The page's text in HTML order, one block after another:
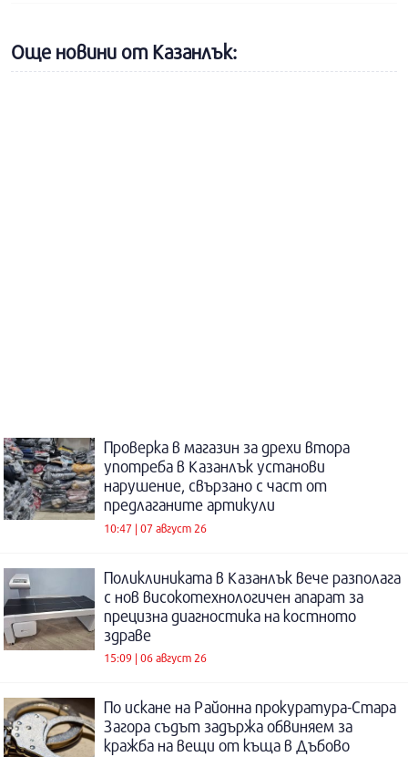
Още новини от Казанлък:
Проверка в магазин за дрехи втора
употреба в Казанлък установи
нарушение, свързано с част от
предлаганите артикули
10:47 | 07 август 26
Поликлиниката в Казанлък вече разполага
с нов високотехнологичен апарат за
прецизна диагностика на костното
здраве
15:09 | 06 август 26
По искане на Районна прокуратура-Стара
Загора съдът задържа обвиняем за
кражба на вещи от къща в Дъбово